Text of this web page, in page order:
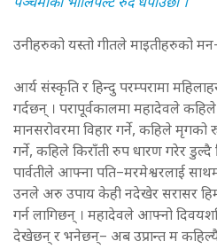
पञ्चमीका भोलिपल्ट रुँदै धपाउँछौ ।
उनीहरुको यस्तो गीतले माइतीहरुको
आर्य संस्कृति र हिन्दु परम्परामा
गर्दछन् । परापूर्वकालमा महादेवले
मानसरोवरमा विहार गर्ने, कहिले
गर्ने, कहिले किराँती रुप धारण गरेर डुल्दै
पार्वतीले आफ्ना पति–मरमेश्वरलाई
उनले अरु उपाय केही नदेखेर सरासर
गर्न लागिछन् । महादेवले आफ्नो
देखेछन् र भनेछन्– अब उप्रान्त म